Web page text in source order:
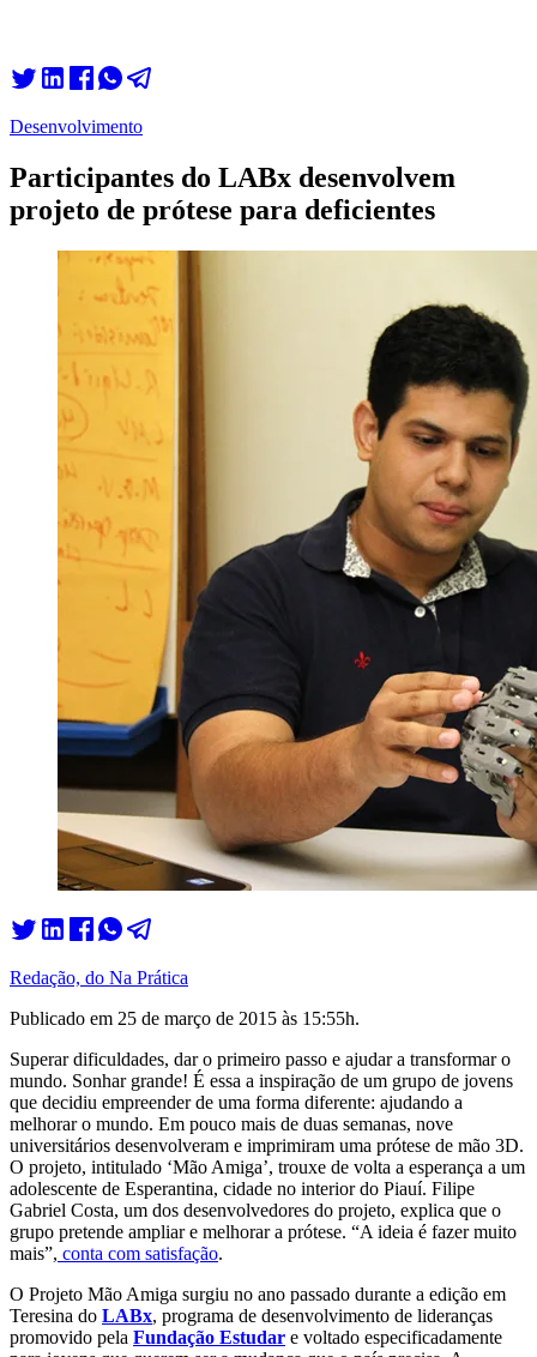
Desenvolvimento
Participantes do LABx desenvolvem
projeto de prótese para deficientes
Redação, do Na Prática
Publicado em 25 de março de 2015 às 15:55h.
Superar dificuldades, dar o primeiro passo e ajudar a transformar o
mundo. Sonhar grande! É essa a inspiração de um grupo de jovens
que decidiu empreender de uma forma diferente: ajudando a
melhorar o mundo. Em pouco mais de duas semanas, nove
universitários desenvolveram e imprimiram uma prótese de mão 3D.
O projeto, intitulado ‘Mão Amiga’, trouxe de volta a esperança a um
adolescente de Esperantina, cidade no interior do Piauí. Filipe
Gabriel Costa, um dos desenvolvedores do projeto, explica que o
grupo pretende ampliar e melhorar a prótese. “A ideia é fazer muito
mais”, conta com satisfação.
O Projeto Mão Amiga surgiu no ano passado durante a edição em
Teresina do LABx, programa de desenvolvimento de lideranças
promovido pela Fundação Estudar e voltado especificadamente